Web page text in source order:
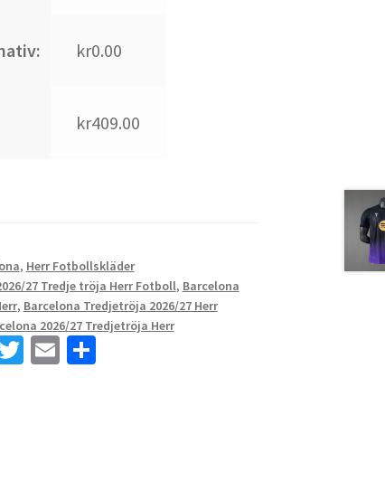
kr0.00
kr409.00
, Herr Fotbollskläder
27 Tredje tröja Herr Fotboll, Barcelona
, Barcelona Tredjetröja 2026/27 Herr
2026/27 Tredjetröja Herr
T E D